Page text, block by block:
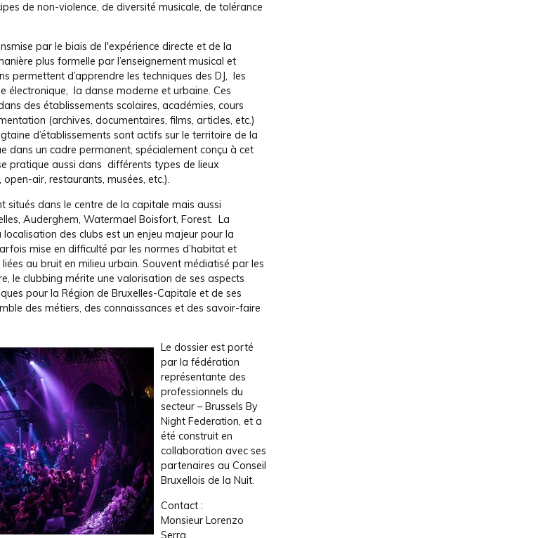
de non-violence, de diversité musicale, de tolérance
par le biais de l'expérience directe et de la
plus formelle par l’enseignement musical et
permettent d’apprendre les techniques des DJ, les
électronique, la danse moderne et urbaine. Ces
des établissements scolaires, académies, cours
(archives, documentaires, films, articles, etc.)
d’établissements sont actifs sur le territoire de la
dans un cadre permanent, spécialement conçu à cet
pratique aussi dans différents types de lieux
air, restaurants, musées, etc.).
situés dans le centre de la capitale mais aussi
Auderghem, Watermael Boisfort, Forest. La
des clubs est un enjeu majeur pour la
mise en difficulté par les normes d’habitat et
au bruit en milieu urbain. Souvent médiatisé par les
le clubbing mérite une valorisation de ses aspects
pour la Région de Bruxelles-Capitale et de ses
des métiers, des connaissances et des savoir-faire
Le dossier est porté
par la fédération
représentante des
professionnels du
secteur – Brussels By
Night Federation, et a
été construit en
collaboration avec ses
partenaires au Conseil
Bruxellois de la Nuit.
Contact :
Monsieur Lorenzo
Serra